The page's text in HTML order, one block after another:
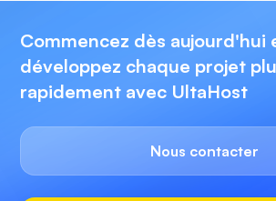
Commencez dès aujourd'hui
développez chaque projet
rapidement avec UltaHost
Nous contacter